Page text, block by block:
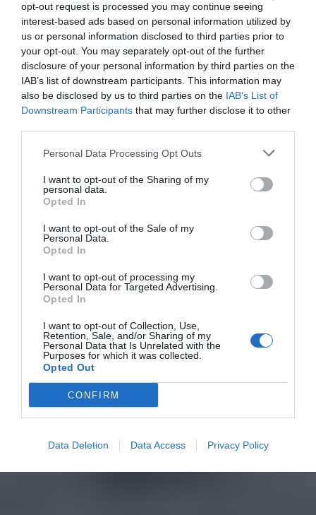
opt-out request is processed you may continue seeing
interest-based ads based on personal information utilized by
us or personal information disclosed to third parties prior to
your opt-out. You may separately opt-out of the further
disclosure of your personal information by third parties on the
IAB’s list of downstream participants. This information may
also be disclosed by us to third parties on the IAB’s List of
Downstream Participants that may further disclose it to other
Personal Data Processing Opt Outs
I want to opt-out of the Sharing of my
personal data.
Opted In
I want to opt-out of the Sale of my
Personal Data.
Opted In
I want to opt-out of processing my
Personal Data for Targeted Advertising.
Opted In
I want to opt-out of Collection, Use,
Retention, Sale, and/or Sharing of my
Personal Data that Is Unrelated with the
Purposes for which it was collected.
Opted Out
CONFIRM
Data Deletion Data Access Privacy Policy